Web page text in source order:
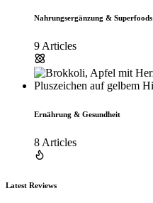
Nahrungsergänzung & Superfoods
9 Articles
Ernährung & Gesundheit
8 Articles
Latest Reviews